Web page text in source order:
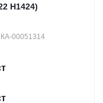
H1424)
КА-00051314